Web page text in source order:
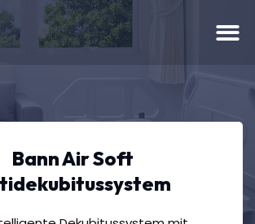
Bann Air Soft